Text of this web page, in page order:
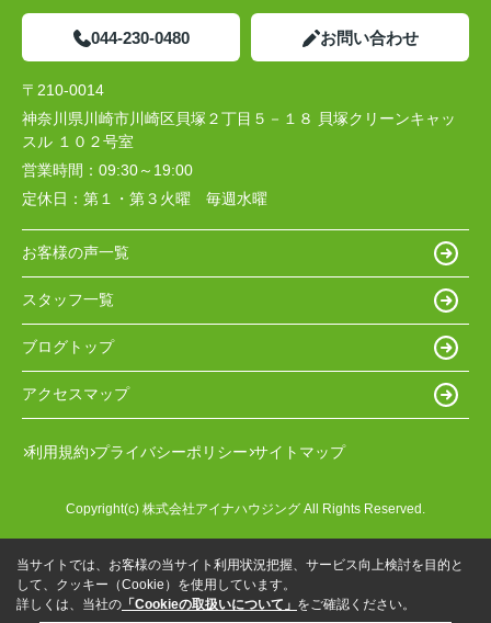
044-230-0480 お問い合わせ
〒210-0014
神奈川県川崎市川崎区貝塚２丁目５－１８ 貝塚クリーンキャッ
スル １０２号室
営業時間： 09:30～19:00
定休日： 第１・第３火曜 毎週水曜
お客様の声一覧
スタッフ一覧
ブログトップ
アクセスマップ
利用規約 プライバシーポリシー サイトマップ
Copyright(c) 株式会社アイナハウジング All Rights Reserved.
当サイトでは、お客様の当サイト利用状況把握、サービス向上検討を目的と
して、クッキー（Cookie）を使用しています。
詳しくは、当社の 「Cookieの取扱いについて」 をご確認ください。